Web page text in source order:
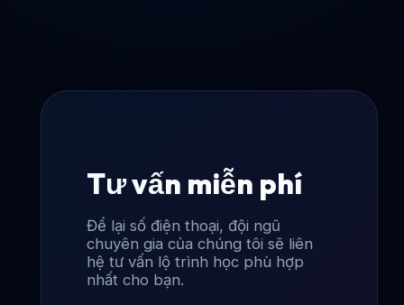
Tư vấn miễn phí
Để lại số điện thoại, đội ngũ
chuyên gia của chúng tôi sẽ liên
hệ tư vấn lộ trình học phù hợp
nhất cho bạn.